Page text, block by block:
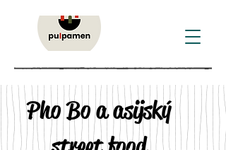
Pho Bo a asijský